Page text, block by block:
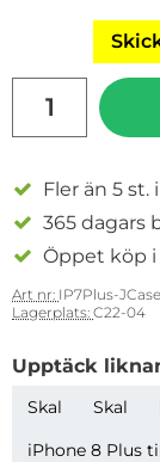
Fler än 5 st.
365 dagars
Öppet köp i
Art nr: IP7Plus-
Lagerplats: C22-04
Upptäck
Skal Skal
iPhone 8 Plus